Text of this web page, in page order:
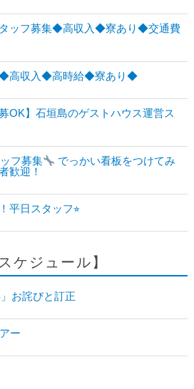
ッフ募集◆高収入◆寮あり◆交通費
◆高収入◆高時給◆寮あり◆
OK】石垣島のゲストハウス運営ス
フ募集
でっかい看板をつけてみ
歓迎！
平日スタッフ⭐︎
ケジュール】
お詫びと訂正
ー